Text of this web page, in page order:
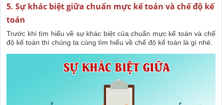
5. Sự khác biệt giữa chuẩn mực kế toán và chế độ kế
toán
Trước khi tìm hiểu về sự khác biệt của chuẩn mực kế toán và chế
độ kế toán thì chúng ta cùng tìm hiểu về chế độ kế toán là gì nhé.